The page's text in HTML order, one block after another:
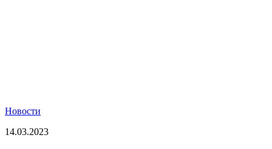
Новости
14.03.2023